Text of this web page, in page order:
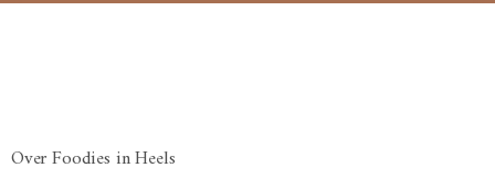
Over Foodies in Heels